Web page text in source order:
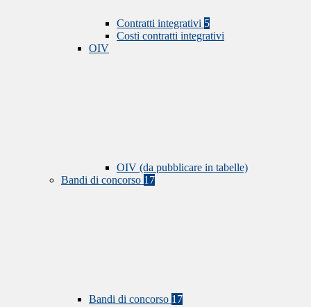
Contratti integrativi 5
Costi contratti integrativi
OIV
OIV (da pubblicare in tabelle)
Bandi di concorso 17
Bandi di concorso 17